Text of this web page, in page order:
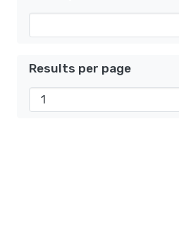
Results per page